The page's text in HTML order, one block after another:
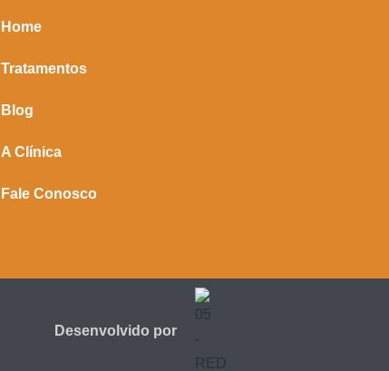
Home
Tratamentos
Blog
A Clínica
Fale Conosco
Desenvolvido por